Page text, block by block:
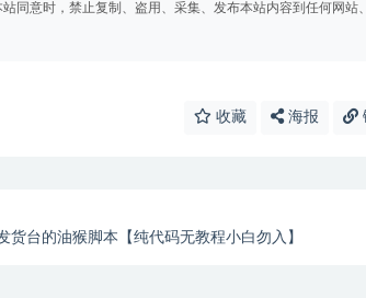
同意时，禁止复制、盗用、采集、发布本站内容到任何网站
收藏 海报
货台的油猴脚本【纯代码无教程小白勿入】